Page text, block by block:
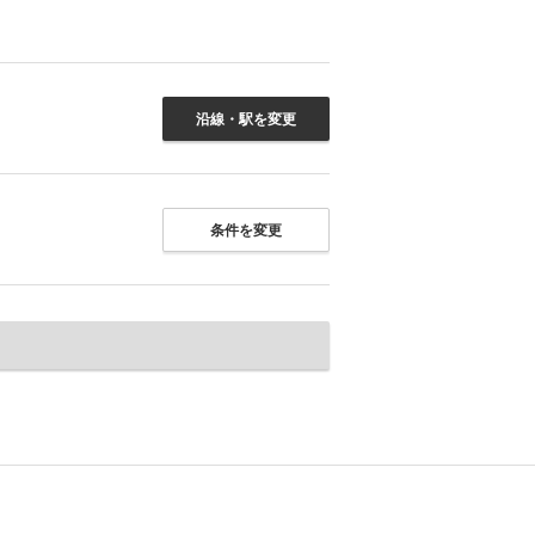
沿線・駅を変更
条件を変更